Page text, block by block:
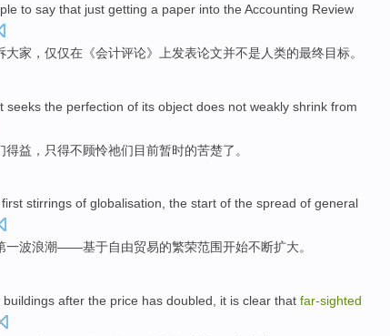
to say that just getting a paper into the Accounting Review
大家， 仅仅在《会计评论》上发表论文并不是人类的最终目标。
seeks the perfection of its object does not weakly shrink from
得益，只得不顾怜祂们目前暂时的苦楚了 。
first stirrings of globalisation, the start of the spread of general
一波浪潮——基于自由贸易的繁荣范围开始不断扩大。
buildings after the price has doubled it is clear that far-sighted